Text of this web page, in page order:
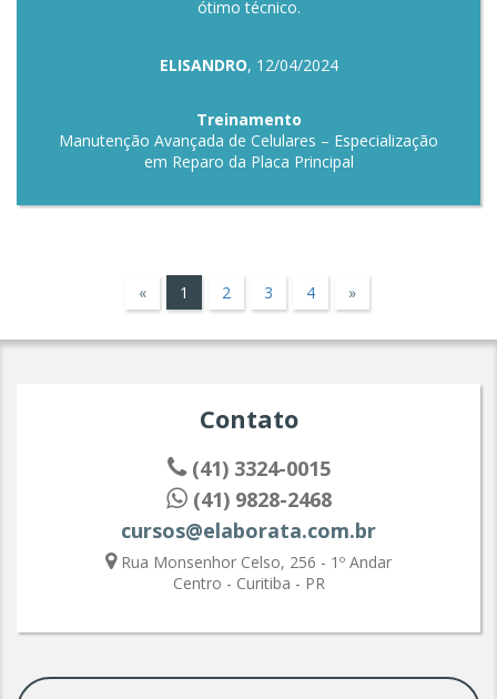
ótimo técnico.
ELISANDRO, 12/04/2024
Treinamento
Manutenção Avançada de Celulares – Especialização
em Reparo da Placa Principal
« 1 2 3 4 »
Contato
(41) 3324-0015
(41) 9828-2468
cursos@elaborata.com.br
Rua Monsenhor Celso, 256 - 1º Andar
Centro - Curitiba - PR